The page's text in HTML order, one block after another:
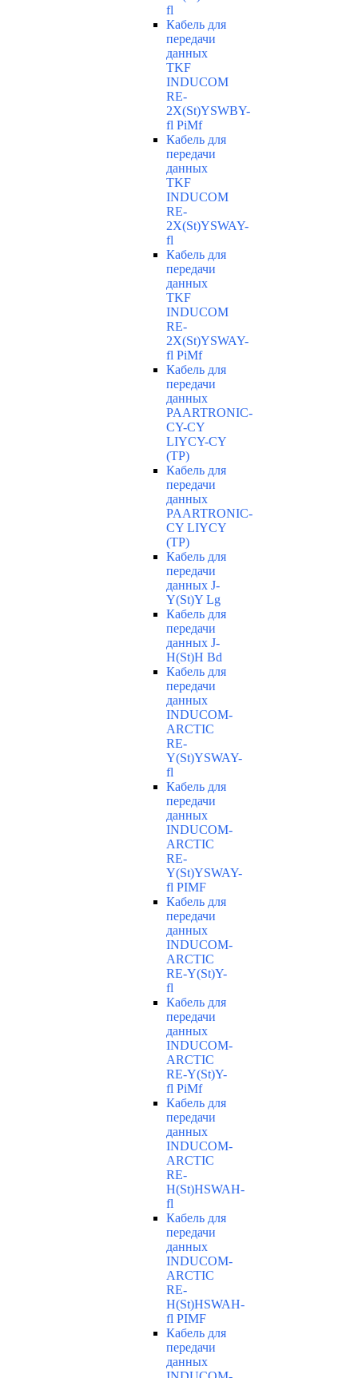
fl
Кабель для
передачи
данных
TKF
INDUCOM
RE-
2X(St)YSWBY-
fl PiMf
Кабель для
передачи
данных
TKF
INDUCOM
RE-
2X(St)YSWAY-
fl
Кабель для
передачи
данных
TKF
INDUCOM
RE-
2X(St)YSWAY-
fl PiMf
Кабель для
передачи
данных
PAARTRONIC-
CY-CY
LIYCY-CY
(TP)
Кабель для
передачи
данных
PAARTRONIC-
CY LIYCY
(TP)
Кабель для
передачи
данных J-
Y(St)Y Lg
Кабель для
передачи
данных J-
H(St)H Bd
Кабель для
передачи
данных
INDUCOM-
ARCTIC
RE-
Y(St)YSWAY-
fl
Кабель для
передачи
данных
INDUCOM-
ARCTIC
RE-
Y(St)YSWAY-
fl PIMF
Кабель для
передачи
данных
INDUCOM-
ARCTIC
RE-Y(St)Y-
fl
Кабель для
передачи
данных
INDUCOM-
ARCTIC
RE-Y(St)Y-
fl PiMf
Кабель для
передачи
данных
INDUCOM-
ARCTIC
RE-
H(St)HSWAH-
fl
Кабель для
передачи
данных
INDUCOM-
ARCTIC
RE-
H(St)HSWAH-
fl PIMF
Кабель для
передачи
данных